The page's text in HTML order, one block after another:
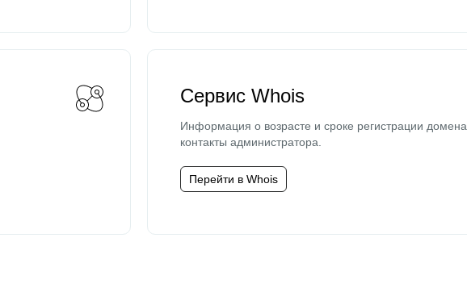
Сервис Whois
Информация о возрасте и сроке регистрации домена,
контакты администратора.
Перейти в Whois